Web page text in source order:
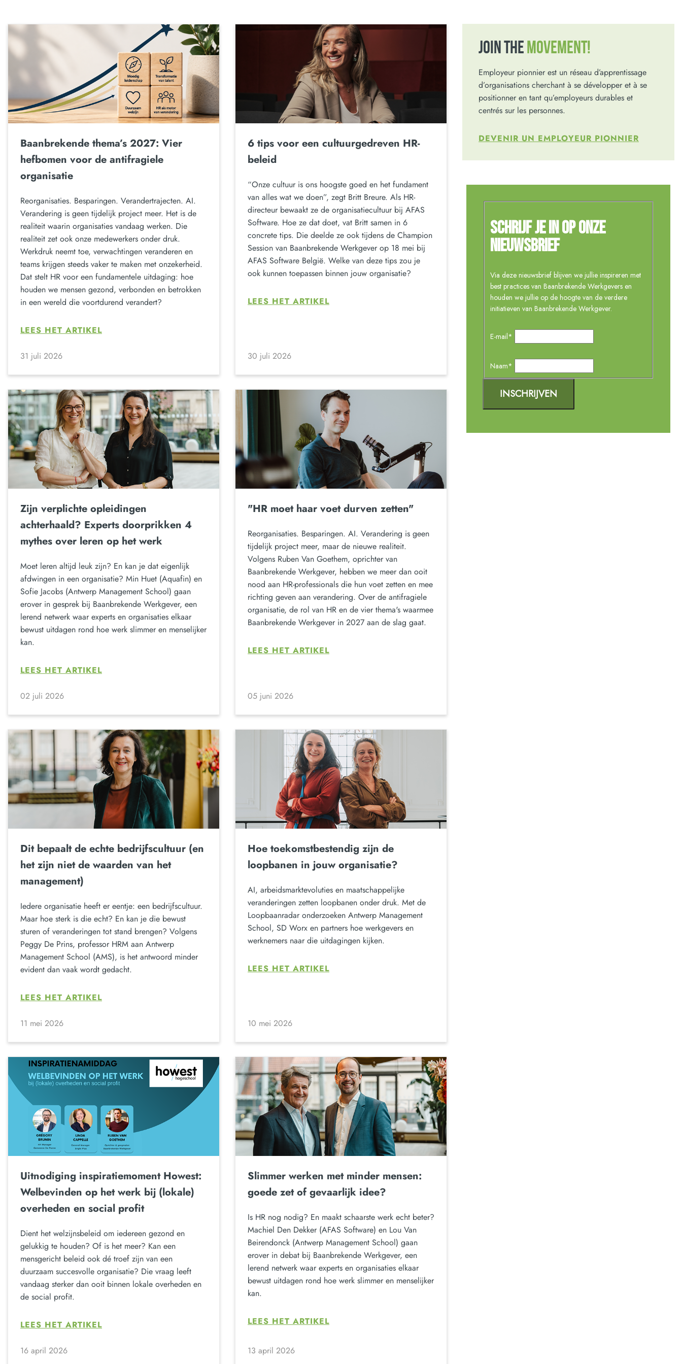
Baanbrekende thema’s 2027: Vier
hefbomen voor de antifragiele
organisatie
Reorganisaties. Besparingen. Verandertrajecten. AI.
Verandering is geen tijdelijk project meer. Het is de
realiteit waarin organisaties vandaag werken. Die
realiteit zet ook onze medewerkers onder druk.
Werkdruk neemt toe, verwachtingen veranderen en
teams krijgen steeds vaker te maken met onzekerheid.
Dat stelt HR voor een fundamentele uitdaging: hoe
houden we mensen gezond, verbonden en betrokken
in een wereld die voortdurend verandert?
LEES HET ARTIKEL
31 juli 2026
6 tips voor een cultuurgedreven HR-
beleid
“Onze cultuur is ons hoogste goed en het fundament
van alles wat we doen”, zegt Britt Breure. Als HR-
directeur bewaakt ze de organisatiecultuur bij AFAS
Software. Hoe ze dat doet, vat Britt samen in 6
concrete tips. Die deelde ze ook tijdens de Champion
Session van Baanbrekende Werkgever op 18 mei bij
AFAS Software België. Welke van deze tips zou je
ook kunnen toepassen binnen jouw organisatie?
LEES HET ARTIKEL
30 juli 2026
Zijn verplichte opleidingen
achterhaald? Experts doorprikken 4
mythes over leren op het werk
Moet leren altijd leuk zijn? En kan je dat eigenlijk
afdwingen in een organisatie? Min Huet (Aquafin) en
Sofie Jacobs (Antwerp Management School) gaan
erover in gesprek bij Baanbrekende Werkgever, een
lerend netwerk waar experts en organisaties elkaar
bewust uitdagen rond hoe werk slimmer en menselijker
kan.
LEES HET ARTIKEL
02 juli 2026
"HR moet haar voet durven zetten"
Reorganisaties. Besparingen. AI. Verandering is geen
tijdelijk project meer, maar de nieuwe realiteit.
Volgens Ruben Van Goethem, oprichter van
Baanbrekende Werkgever, hebben we meer dan ooit
nood aan HR-professionals die hun voet zetten en mee
richting geven aan verandering. Over de antifragiele
organisatie, de rol van HR en de vier thema's waarmee
Baanbrekende Werkgever in 2027 aan de slag gaat.
LEES HET ARTIKEL
05 juni 2026
Dit bepaalt de echte bedrijfscultuur (en
het zijn niet de waarden van het
management)
Iedere organisatie heeft er eentje: een bedrijfscultuur.
Maar hoe sterk is die echt? En kan je die bewust
sturen of veranderingen tot stand brengen? Volgens
Peggy De Prins, professor HRM aan Antwerp
Management School (AMS), is het antwoord minder
evident dan vaak wordt gedacht.
LEES HET ARTIKEL
11 mei 2026
Hoe toekomstbestendig zijn de
loopbanen in jouw organisatie?
AI, arbeidsmarktevoluties en maatschappelijke
veranderingen zetten loopbanen onder druk. Met de
Loopbaanradar onderzoeken Antwerp Management
School, SD Worx en partners hoe werkgevers en
werknemers naar die uitdagingen kijken.
LEES HET ARTIKEL
10 mei 2026
Uitnodiging inspiratiemoment Howest:
Welbevinden op het werk bij (lokale)
overheden en social profit
Dient het welzijnsbeleid om iedereen gezond en
gelukkig te houden? Of is het meer? Kan een
mensgericht beleid ook dé troef zijn van een
duurzaam succesvolle organisatie? Die vraag leeft
vandaag sterker dan ooit binnen lokale overheden en
de social profit.
LEES HET ARTIKEL
16 april 2026
Slimmer werken met minder mensen:
goede zet of gevaarlijk idee?
Is HR nog nodig? En maakt schaarste werk echt beter?
Machiel Den Dekker (AFAS Software) en Lou Van
Beirendonck (Antwerp Management School) gaan
erover in debat bij Baanbrekende Werkgever, een
lerend netwerk waar experts en organisaties elkaar
bewust uitdagen rond hoe werk slimmer en menselijker
kan.
LEES HET ARTIKEL
13 april 2026
JOIN THE MOVEMENT!
Employeur pionnier est un réseau d’apprentissage
d’organisations cherchant à se développer et à se
positionner en tant qu’employeurs durables et
centrés sur les personnes.
DEVENIR UN EMPLOYEUR PIONNIER